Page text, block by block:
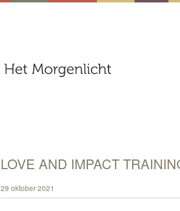
LOVE AND IMPACT
29 oktober 2021